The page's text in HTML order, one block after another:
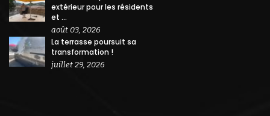
extérieur pour les résidents
et ...
août 03, 2026
La terrasse poursuit sa
transformation !
juillet 29, 2026